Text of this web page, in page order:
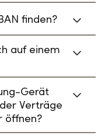
finden?
auf einem
Gerät
Verträge
öffnen?